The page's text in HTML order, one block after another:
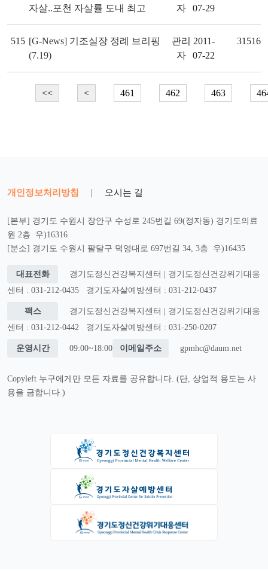
자살..포천 자살률 도내 최고
자
07-29
515 [G-News] 기조실장 정례 브리핑
(7.19)
관리
자
2011-
07-22
31516
<< < 461 462 463
개인정보처리방침 | 오시는 길
[본부] 경기도 수원시 장안구 수성로 245번길 69(정자동) 경기도의료
원 2층 우)16316
[분소] 경기도 수원시 팔달구 덕영대로 697번길 34, 3층 우)16435
대표전화
경기도정신건강복지센터 | 경기도정신건강위기대응
센터 : 031-212-0435
경기도자살예방센터 : 031-212-0437
팩스
경기도정신건강복지센터 | 경기도정신건강위기대응
센터 : 031-212-0442
경기도자살예방센터 : 031-250-0207
운영시간 09:00~18:00 이메일주소 gpmhc@daum.net
Copyleft 누구에게만 모든 자료를 공유합니다. (단, 상업적 용도는 사
용을 금합니다.)